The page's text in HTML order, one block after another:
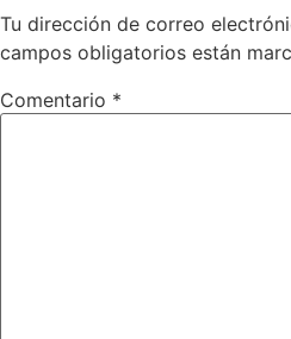
Tu dirección de correo
campos obligatorios están
Comentario *